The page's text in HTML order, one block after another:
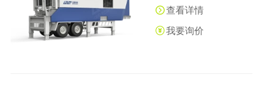
查看详情
我要询价